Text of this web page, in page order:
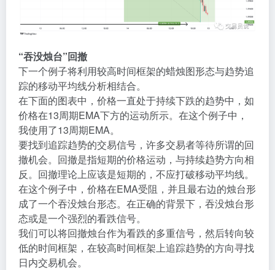
“吞没烛台”回撤
下一个例子将利用较高时间框架的蜡烛图形态与趋势追
踪的移动平均线分析相结合。
在下面的图表中，价格一直处于持续下跌的趋势中，如
价格在13周期EMA下方的运动所示。在这个例子中，
我使用了13周期EMA。
要找到追踪趋势的交易信号，许多交易者等待所谓的回
撤机会。回撤是指短期的价格运动，与持续趋势方向相
反。回撤理论上应该是短期的，不应打破移动平均线。
在这个例子中，价格在EMA受阻，并且最右边的烛台形
成了一个吞没烛台形态。在正确的背景下，吞没烛台形
态或是一个强烈的看跌信号。
我们可以将回撤烛台作为看跌的多重信号，然后转向较
低的时间框架，在较高时间框架上追踪趋势的方向寻找
日内交易机会。